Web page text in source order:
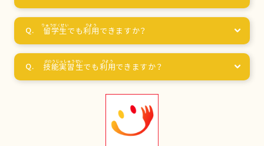
留学生でも利用 できますか？
技能実習生でも利用できますか？